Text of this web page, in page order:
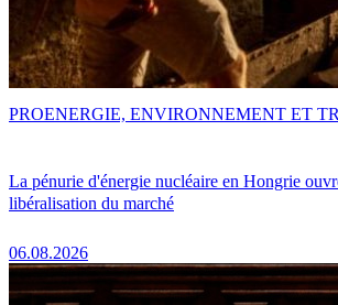
La pénurie d'énergie nucléaire en Hongrie
libéralisation du marché
06.08.2026
PROENERGIE, ENVIRONNEMENT ET